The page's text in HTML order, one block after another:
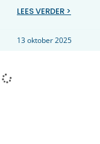
LEES VERDER >
13 oktober 2025